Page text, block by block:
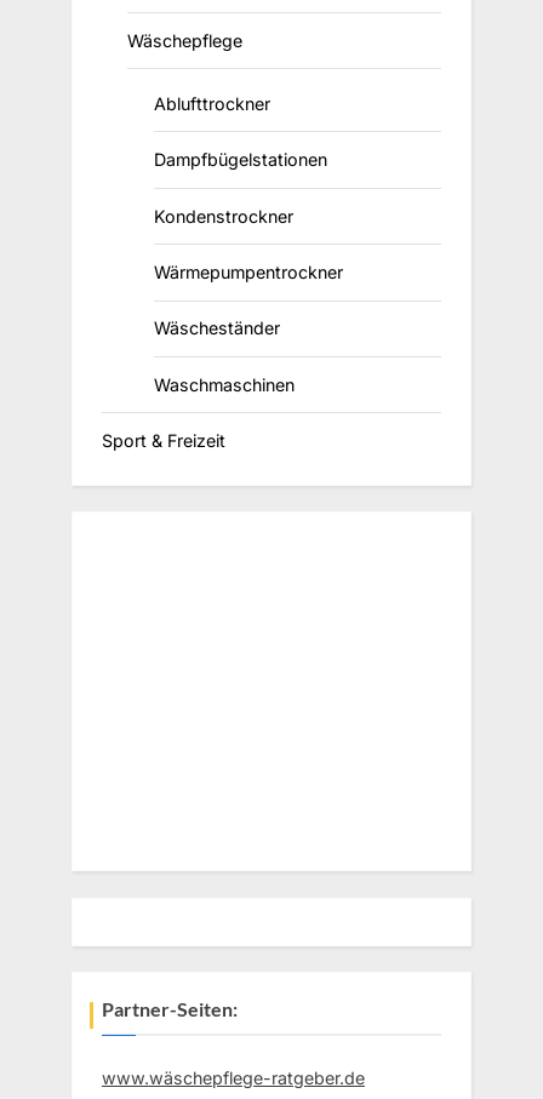
Wäschepflege
Ablufttrockner
Dampfbügelstationen
Kondenstrockner
Wärmepumpentrockner
Wäscheständer
Waschmaschinen
Sport & Freizeit
Partner-Seiten:
www.wäschepflege-ratgeber.de